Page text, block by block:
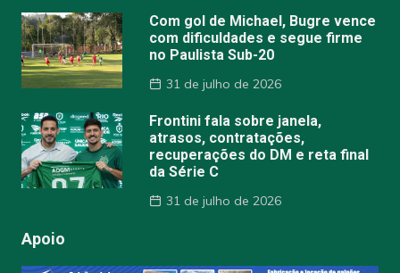
Com gol de Michael, Bugre vence
com dificuldades e segue firme
no Paulista Sub-20
31 de julho de 2026
Frontini fala sobre janela,
atrasos, contratações,
recuperações do DM e reta final
da Série C
31 de julho de 2026
Apoio